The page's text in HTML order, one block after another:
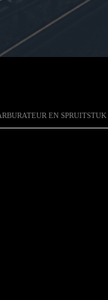
EN SPRUITSTUK